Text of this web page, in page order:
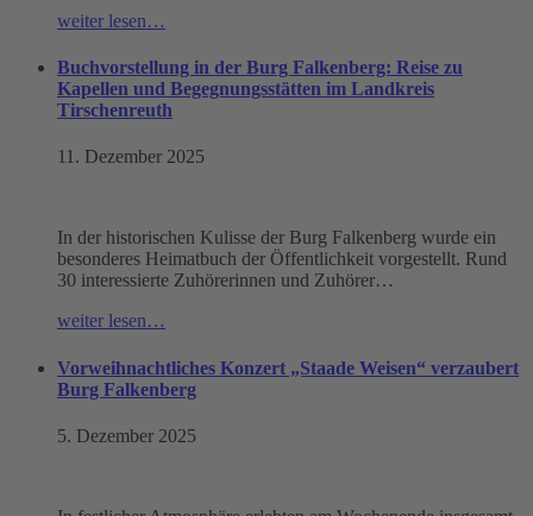
weiter lesen…
Buchvorstellung in der Burg Falkenberg: Reise zu
Kapellen und Begegnungsstätten im Landkreis
Tirschenreuth
11. Dezember 2025
In der historischen Kulisse der Burg Falkenberg wurde ein
besonderes Heimatbuch der Öffentlichkeit vorgestellt. Rund
30 interessierte Zuhörerinnen und Zuhörer…
weiter lesen…
Vorweihnachtliches Konzert „Staade Weisen“ verzaubert
Burg Falkenberg
5. Dezember 2025